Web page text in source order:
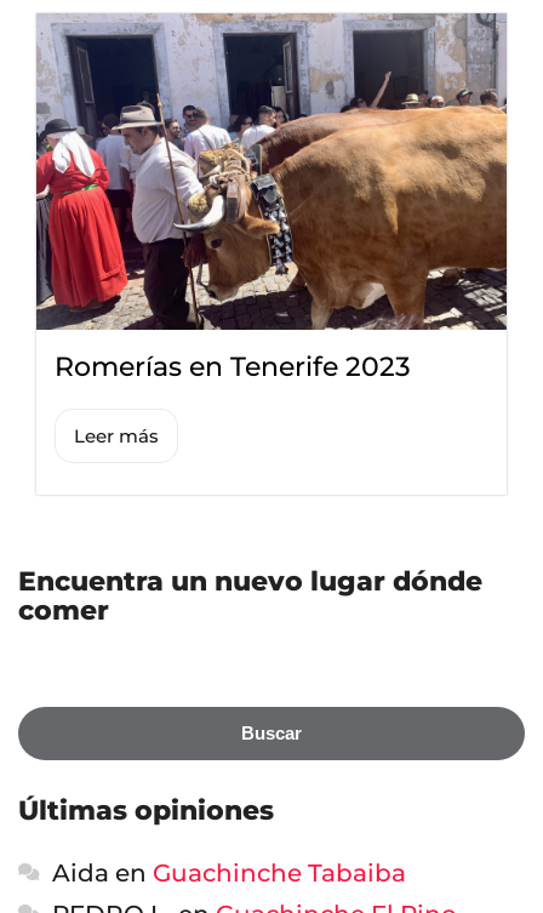
Romerías en Tenerife 2023
Leer más
Encuentra un nuevo lugar dónde
comer
Buscar
Últimas opiniones
Aida en Guachinche Tabaiba